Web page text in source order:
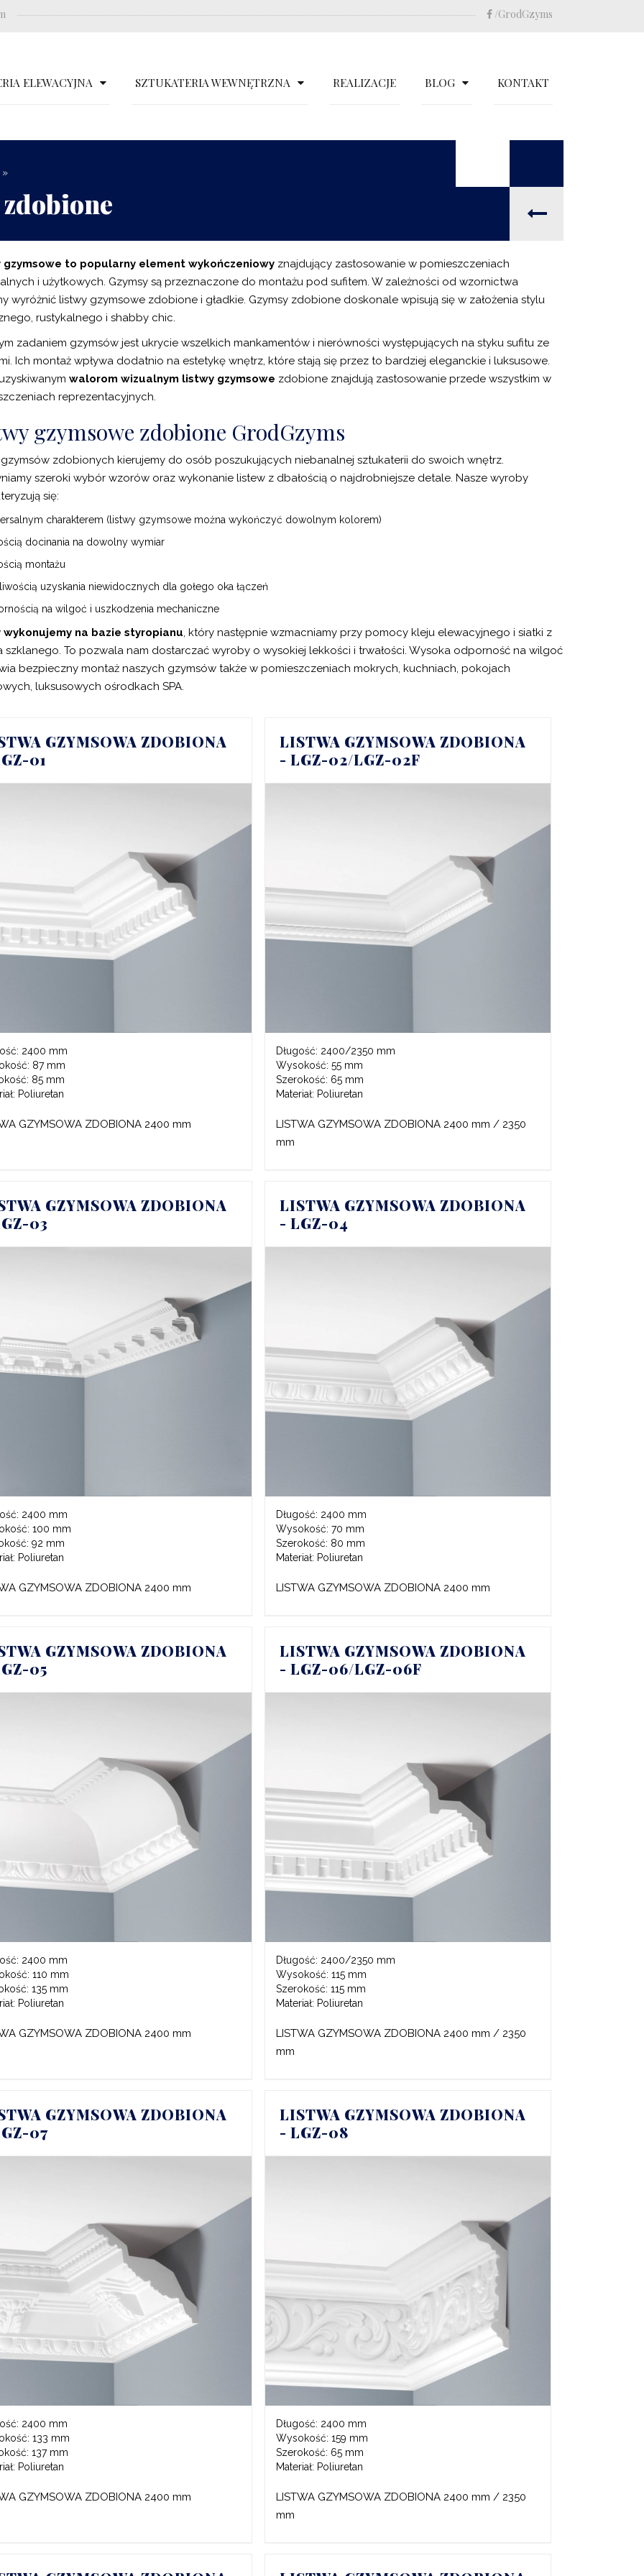
/GrodGzyms
ELEWACYJNA SZTUKATERIA WEWNĘTRZNA REALIZACJE BLOG KONTAKT
»
gzymsowe to popularny element wykończeniowyznajdujący zastosowanie w pomieszczeniach
i użytkowych. Gzymsy są przeznaczone do montażu pod sufitem. W zależności od wzornictwa
wyróżnić listwy gzymsowe zdobione i gładkie. Gzymsy zdobione doskonale wpisują się w założenia stylu
rustykalnego i shabby chic.
zadaniem gzymsów jest ukrycie wszelkich mankamentów i nierówności występujących na styku sufitu ze
Ich montaż wpływa dodatnio na estetykę wnętrz, które stają się przez to bardziej eleganckie i luksusowe.
walorom wizualnym listwy gzymsowe zdobione znajdują zastosowanie przede wszystkim w
reprezentacyjnych.
gzymsowe zdobione GrodGzyms
zdobionych kierujemy do osób poszukujących niebanalnej sztukaterii do swoich wnętrz.
szeroki wybór wzorów oraz wykonanie listew z dbałością o najdrobniejsze detale. Nasze wyroby
się:
charakterem (listwy gzymsowe można wykończyć dowolnym kolorem)
docinania na dowolny wymiar
montażu
uzyskania niewidocznych dla gołego oka łączeń
na wilgoć i uszkodzenia mechaniczne
wykonujemy na bazie styropianu, który następnie wzmacniamy przy pomocy kleju elewacyjnego i siatki z
szklanego. To pozwala nam dostarczać wyroby o wysokiej lekkości i trwałości. Wysoka odporność na wilgoć
bezpieczny montaż naszych gzymsów także w pomieszczeniach mokrych, kuchniach, pokojach
luksusowych ośrodkach SPA.
GZYMSOWA ZDOBIONA
01
2400 mm
87 mm
85 mm
Poliuretan
GZYMSOWA ZDOBIONA 2400 mm
LISTWA GZYMSOWA ZDOBIONA
- LGZ-02/LGZ-02F
Długość: 2400/2350 mm
Wysokość: 55 mm
Szerokość: 65 mm
Materiał: Poliuretan
LISTWA GZYMSOWA ZDOBIONA 2400 mm / 2350
mm
GZYMSOWA ZDOBIONA
03
2400 mm
100 mm
92 mm
Poliuretan
GZYMSOWA ZDOBIONA 2400 mm
LISTWA GZYMSOWA ZDOBIONA
- LGZ-04
Długość: 2400 mm
Wysokość: 70 mm
Szerokość: 80 mm
Materiał: Poliuretan
LISTWA GZYMSOWA ZDOBIONA 2400 mm
GZYMSOWA ZDOBIONA
05
2400 mm
110 mm
135 mm
Poliuretan
GZYMSOWA ZDOBIONA 2400 mm
LISTWA GZYMSOWA ZDOBIONA
- LGZ-06/LGZ-06F
Długość: 2400/2350 mm
Wysokość: 115 mm
Szerokość: 115 mm
Materiał: Poliuretan
LISTWA GZYMSOWA ZDOBIONA 2400 mm / 2350
mm
GZYMSOWA ZDOBIONA
07
2400 mm
133 mm
137 mm
Poliuretan
GZYMSOWA ZDOBIONA 2400 mm
LISTWA GZYMSOWA ZDOBIONA
- LGZ-08
Długość: 2400 mm
Wysokość: 159 mm
Szerokość: 65 mm
Materiał: Poliuretan
LISTWA GZYMSOWA ZDOBIONA 2400 mm / 2350
mm